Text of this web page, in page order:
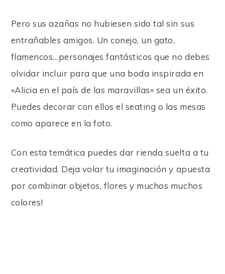
Pero sus azañas no hubiesen sido tal sin sus
entrañables amigos. Un conejo, un gato,
flamencos…personajes fantásticos que no debes
olvidar incluir para que una boda inspirada en
«Alicia en el país de las maravillas» sea un éxito.
Puedes decorar con ellos el seating o las mesas
como aparece en la foto.
Con esta temática puedes dar rienda suelta a tu
creatividad. Deja volar tu imaginación y apuesta
por combinar objetos, flores y muchos muchos
colores!